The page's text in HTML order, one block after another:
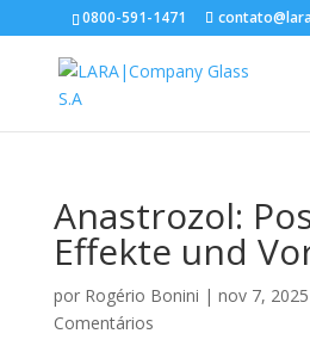
0800-591-1471
Anastrozol:
Effekte und
por Rogério Bonini | nov 7, 2025
Comentários